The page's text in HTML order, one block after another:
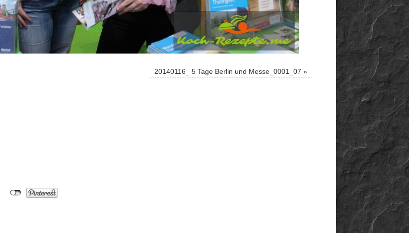
20140116_ 5 Tage Berlin und Messe_0001_07 »